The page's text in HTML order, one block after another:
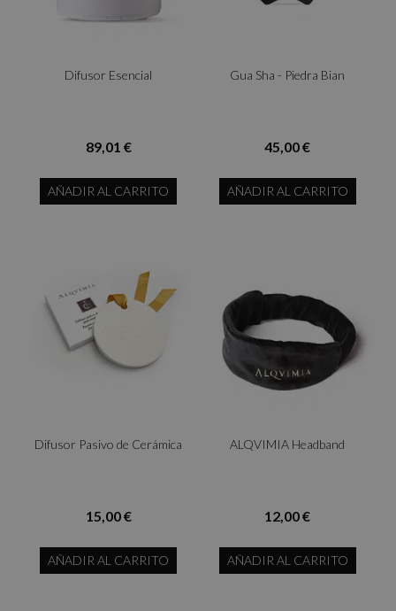
Difusor Esencial
89,01 €
AÑADIR AL CARRITO
Gua Sha - Piedra Bian
45,00 €
AÑADIR AL CARRITO
Difusor Pasivo de Cerámica
15,00 €
AÑADIR AL CARRITO
ALQVIMIA Headband
12,00 €
AÑADIR AL CARRITO